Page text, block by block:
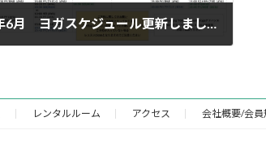
2026年6月 ヨガスケジュール更新しました！
レンタルルーム アクセス 会社概要/会員